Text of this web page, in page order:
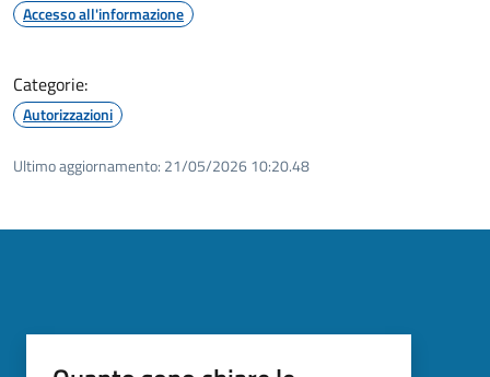
Accesso all'informazione
Categorie:
Autorizzazioni
Ultimo aggiornamento: 21/05/2026 10:20.48